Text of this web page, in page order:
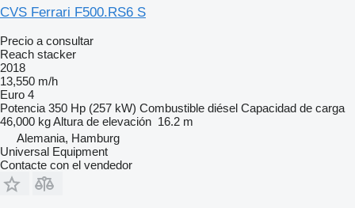
CVS Ferrari F500.RS6 S
Precio a consultar
Reach stacker
2018
13,550 m/h
Euro 4
Potencia 350 Hp (257 kW) Combustible diésel Capacidad de carga
46,000 kgAltura de elevación 16.2 m
Alemania, Hamburg
Universal Equipment
Contacte con el vendedor